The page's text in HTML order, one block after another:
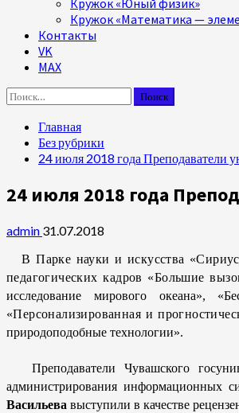
Кружок «Юный физик»
Кружок «Математика —
Контакты
VK
MAX
Найти:
Главная
Без рубрики
24 июля 2018 года Преподаватели
24 июля 2018 года
admin 31.07.2018
В Парке науки и искусства
педагогических кадров «Большие
исследование мирового океана»,
«Персонализированная и
природоподобные технологии».
Преподаватели Чувашского
администрирования информационных
Васильева выступили в качестве